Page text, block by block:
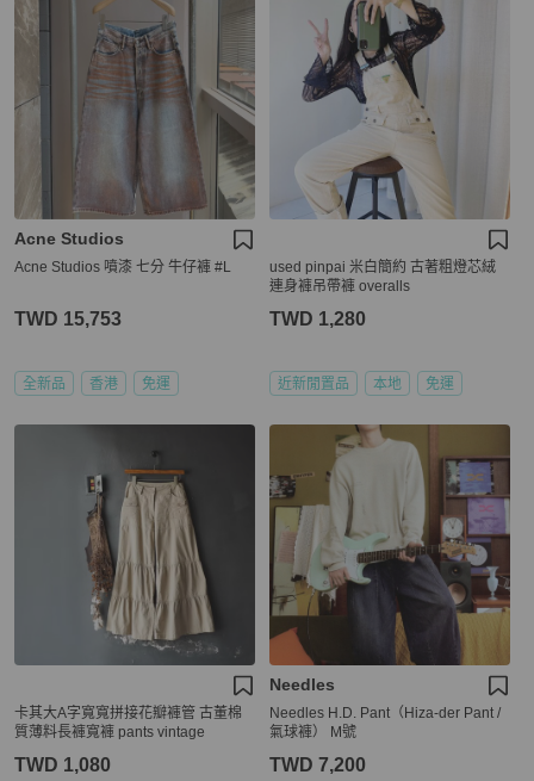
Acne Studios
Acne Studios 噴漆 七分 牛仔褲 #L
TWD 15,753
全新品 香港 免運
used pinpai 米白簡約 古著粗燈芯絨
連身褲吊帶褲 overalls
TWD 1,280
近新閒置品 本地 免運
卡其大A字寬寬拼接花瓣褲管 古董棉
質薄料長褲寬褲 pants vintage
TWD 1,080
Needles
Needles H.D. Pant（Hiza-der Pant /
氣球褲） M號
TWD 7,200